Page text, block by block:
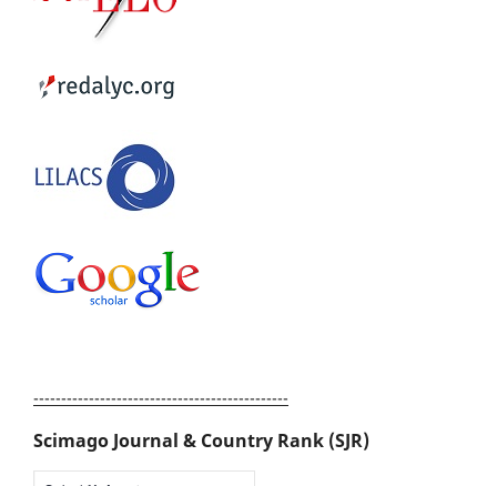
----------------------------------------------
Scimago Journal & Country Rank (SJR)